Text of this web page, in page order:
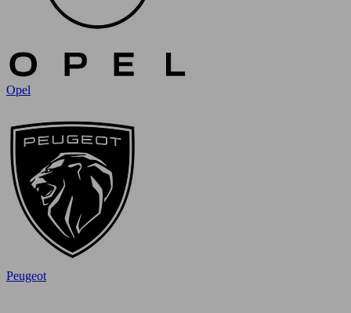
Opel
Peugeot